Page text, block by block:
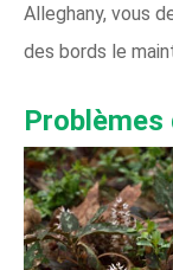
Alleghany, vous
des bords le
Problèmes